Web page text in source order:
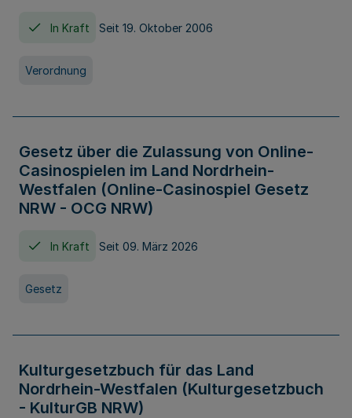
In Kraft Seit 19. Oktober 2006
Verordnung
Gesetz über die Zulassung von Online-
Casinospielen im Land Nordrhein-
Westfalen (Online-Casinospiel Gesetz
NRW - OCG NRW)
In Kraft Seit 09. März 2026
Gesetz
Kulturgesetzbuch für das Land
Nordrhein-Westfalen (Kulturgesetzbuch
- KulturGB NRW)